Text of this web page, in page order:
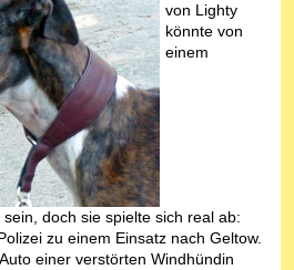
von Lighty
könnte von
einem
doch sie spielte sich real ab:
zu einem Einsatz nach Geltow.
einer verstörten Windhündin